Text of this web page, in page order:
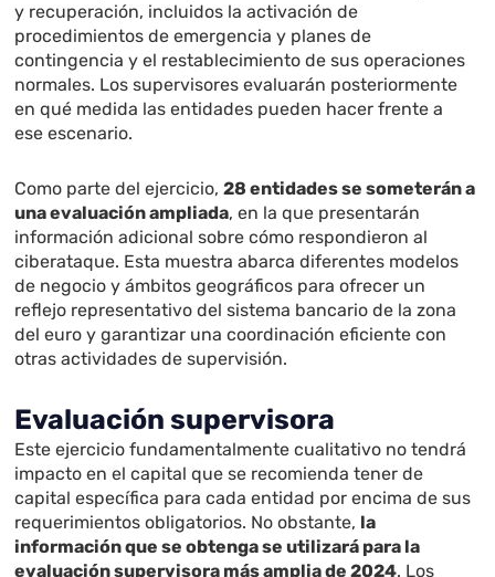
y recuperación, incluidos la activación de
procedimientos de emergencia y planes de
contingencia y el restablecimiento de sus operaciones
normales. Los supervisores evaluarán posteriormente
en qué medida las entidades pueden hacer frente a
ese escenario.
Como parte del ejercicio,28 entidades se someterán a
una evaluación ampliada, en la que presentarán
información adicional sobre cómo respondieron al
ciberataque. Esta muestra abarca diferentes modelos
de negocio y ámbitos geográficos para ofrecer un
reflejo representativo del sistema bancario de la zona
del euro y garantizar una coordinación eficiente con
otras actividades de supervisión.
Evaluación supervisora
Este ejercicio fundamentalmente cualitativo no tendrá
impacto en el capital que se recomienda tener de
capital específica para cada entidad por encima de sus
requerimientos obligatorios. No obstante, la
información que se obtenga se utilizará para la
evaluación supervisora más amplia de 2024. Los